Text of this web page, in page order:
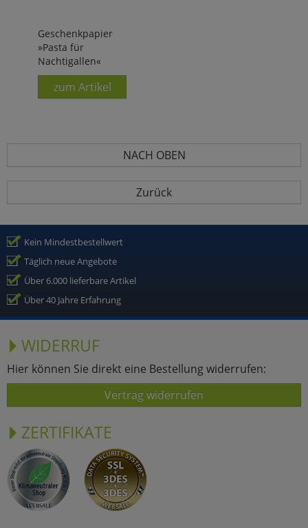
Geschenkpapier
»Pasta für
Nachtigallen«
zum Artikel
NACH OBEN
Zurück
Kein Mindestbestellwert
Täglich neue Angebote
Über 6.000 lieferbare Artikel
Über 40 Jahre Erfahrung
WIDERRUF
Hier können Sie direkt eine Bestellung widerrufen:
Vertrag widerrufen
ZERTIFIKATE